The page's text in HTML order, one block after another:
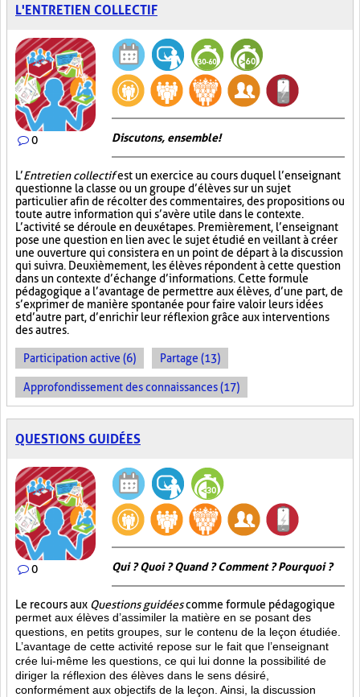
L'ENTRETIEN COLLECTIF
0 Discutons, ensemble!
L’Entretien collectifest un exercice au cours duquel l’enseignant
questionne la classe ou un groupe d’élèves sur un sujet
particulier afin de récolter des commentaires, des propositions ou
toute autre information qui s’avère utile dans le contexte.
L’activité se déroule en deux étapes. Premièrement, l’enseignant
pose une question en lien avec le sujet étudié en veillant à créer
une ouverture qui consistera en un point de départ à la discussion
qui suivra. Deuxièmement, les élèves répondent à cette question
dans un contexte d’échange d’informations. Cette formule
pédagogique a l’avantage de permettre aux élèves, d’une part, de
s’exprimer de manière spontanée pour faire valoir leurs idées
et d’autre part, d’enrichir leur réflexion grâce aux interventions
des autres.
Participation active (6) Partage (13)
Approfondissement des connaissances (17)
QUESTIONS GUIDÉES
0 Qui ? Quoi ? Quand ? Comment ? Pourquoi ?
Le recours aux Questions guidéescomme formule pédagogique
permet aux élèves d’assimiler la matière en se posant des
questions, en petits groupes, sur le contenu de la leçon étudiée.
L’avantage de cette activité repose sur le fait que l’enseignant
crée lui-même les questions, ce qui lui donne la possibilité de
diriger la réflexion des élèves dans le sens désiré,
conformément aux objectifs de la leçon. Ainsi, la discussion